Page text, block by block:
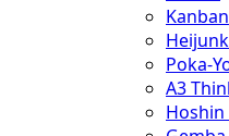
Kanban
Poka-
A3
Hoshin